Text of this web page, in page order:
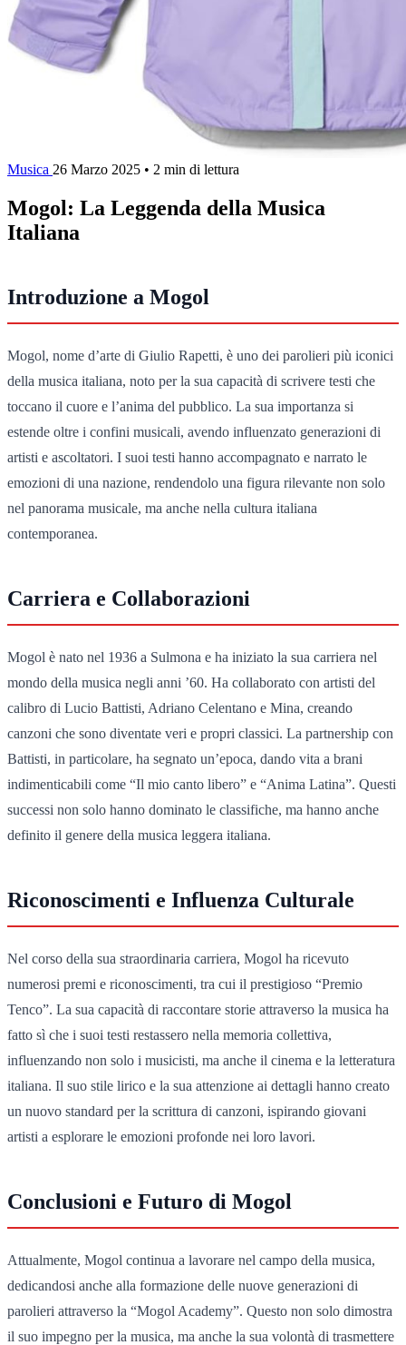
Musica 26 Marzo 2025 • 2 min di lettura
Mogol: La Leggenda della Musica
Italiana
Introduzione a Mogol
Mogol, nome d’arte di Giulio Rapetti, è uno dei parolieri più iconici
della musica italiana, noto per la sua capacità di scrivere testi che
toccano il cuore e l’anima del pubblico. La sua importanza si
estende oltre i confini musicali, avendo influenzato generazioni di
artisti e ascoltatori. I suoi testi hanno accompagnato e narrato le
emozioni di una nazione, rendendolo una figura rilevante non solo
nel panorama musicale, ma anche nella cultura italiana
contemporanea.
Carriera e Collaborazioni
Mogol è nato nel 1936 a Sulmona e ha iniziato la sua carriera nel
mondo della musica negli anni ’60. Ha collaborato con artisti del
calibro di Lucio Battisti, Adriano Celentano e Mina, creando
canzoni che sono diventate veri e propri classici. La partnership con
Battisti, in particolare, ha segnato un’epoca, dando vita a brani
indimenticabili come “Il mio canto libero” e “Anima Latina”. Questi
successi non solo hanno dominato le classifiche, ma hanno anche
definito il genere della musica leggera italiana.
Riconoscimenti e Influenza Culturale
Nel corso della sua straordinaria carriera, Mogol ha ricevuto
numerosi premi e riconoscimenti, tra cui il prestigioso “Premio
Tenco”. La sua capacità di raccontare storie attraverso la musica ha
fatto sì che i suoi testi restassero nella memoria collettiva,
influenzando non solo i musicisti, ma anche il cinema e la letteratura
italiana. Il suo stile lirico e la sua attenzione ai dettagli hanno creato
un nuovo standard per la scrittura di canzoni, ispirando giovani
artisti a esplorare le emozioni profonde nei loro lavori.
Conclusioni e Futuro di Mogol
Attualmente, Mogol continua a lavorare nel campo della musica,
dedicandosi anche alla formazione delle nuove generazioni di
parolieri attraverso la “Mogol Academy”. Questo non solo dimostra
il suo impegno per la musica, ma anche la sua volontà di trasmettere